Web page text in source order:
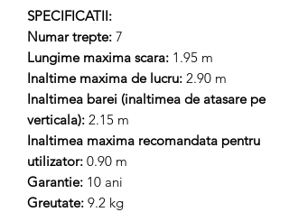
SPECIFICATII:
Numar trepte: 7
Lungime maxima scara: 1.95 m
Inaltime maxima de lucru: 2.90 m
Inaltimea barei (inaltimea de atasare pe
verticala): 2.15 m
Inaltimea maxima recomandata pentru
utilizator: 0.90 m
Garantie: 10 ani
Greutate: 9.2 kg